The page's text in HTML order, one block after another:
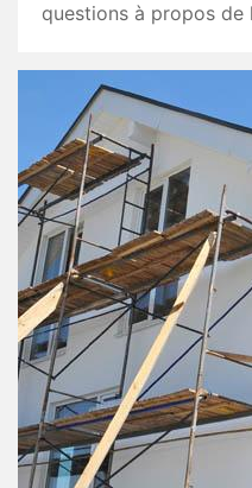
questions à propos